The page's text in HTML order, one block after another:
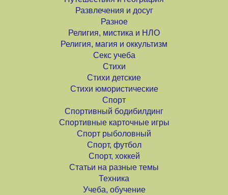
Развлечения и досуг
Разное
Религия, мистика и НЛО
Религия, магия и оккультизм
Секс учеба
Стихи
Стихи детские
Стихи юмористические
Спорт
Спортивный бодибилдинг
Спортивные карточные игры
Спорт рыболовный
Спорт, футбол
Спорт, хоккей
Статьи на разные темы
Техника
Учеба, обучение